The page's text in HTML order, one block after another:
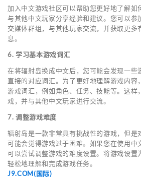
加入中文游戏社区可以帮助您更好地了解如
与其他中文玩家分享经验和建议。您可以参
交媒体群组，与其他玩家交流，并获取更多
息。
6. 学习基本游戏词汇
在将辐射岛换成中文后，您可能会发现一些
直接的对应词汇。为了更好地理解游戏内容
游戏词汇，例如角色、任务、技能等。这样
戏，并与其他中文玩家进行交流。
7. 调整游戏难度
辐射岛是一款非常具有挑战性的游戏，但是
可能会觉得游戏过于困难。如果您在使用中
可以尝试调整游戏的难度设置。将游戏设置
轻松地理解和完成游戏任务。
J9.COM(国际)